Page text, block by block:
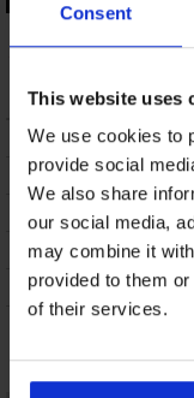
Consent
This website uses
We use cookies to
provide social
We also share
our social media,
may combine it
provided to them
of their services.
Еротични прашки
Obsessive Balla Rou
ОПИСАНИЕ
ТРАНСПОРТ И
ПОДДРЪЖКА И
ЗА МАРКАТА